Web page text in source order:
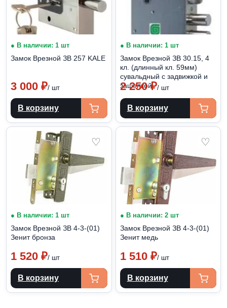
● В наличии: 1 шт
Замок Врезной ЗВ 257 KALE
3 000 ₽/ шт
В корзину
● В наличии: 1 шт
Замок Врезной ЗВ 30.15, 4
кл. (длинный кл. 59мм)
сувальдный с задвижкой и
зашелкой
2 250₽/ шт
В корзину
♡
● В наличии: 1 шт
Замок Врезной ЗВ 4-3-(01)
Зенит бронза
1 520 ₽/ шт
В корзину
♡
● В наличии: 2 шт
Замок Врезной ЗВ 4-3-(01)
Зенит медь
1 510 ₽/ шт
В корзину